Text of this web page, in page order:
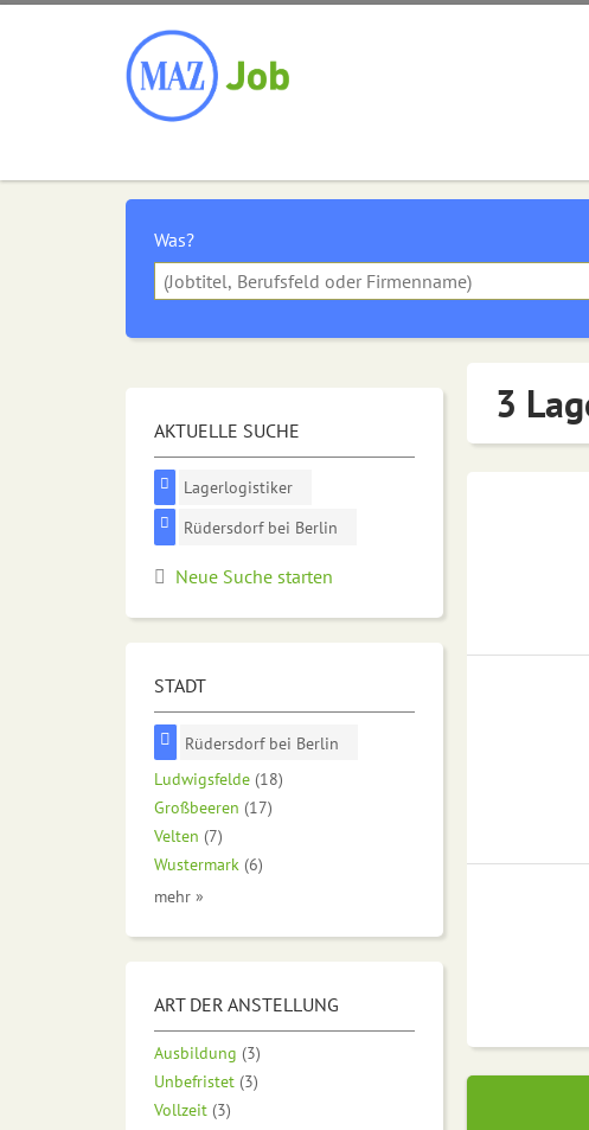
Was?
3
AKTUELLE SUCHE
Lagerlogistiker
Rüdersdorf bei Berlin
Neue Suche starten
STADT
Rüdersdorf bei Berlin
Ludwigsfelde (18)
Großbeeren (17)
Velten (7)
Wustermark (6)
mehr »
ART DER ANSTELLUNG
Ausbildung (3)
Unbefristet (3)
Vollzeit (3)